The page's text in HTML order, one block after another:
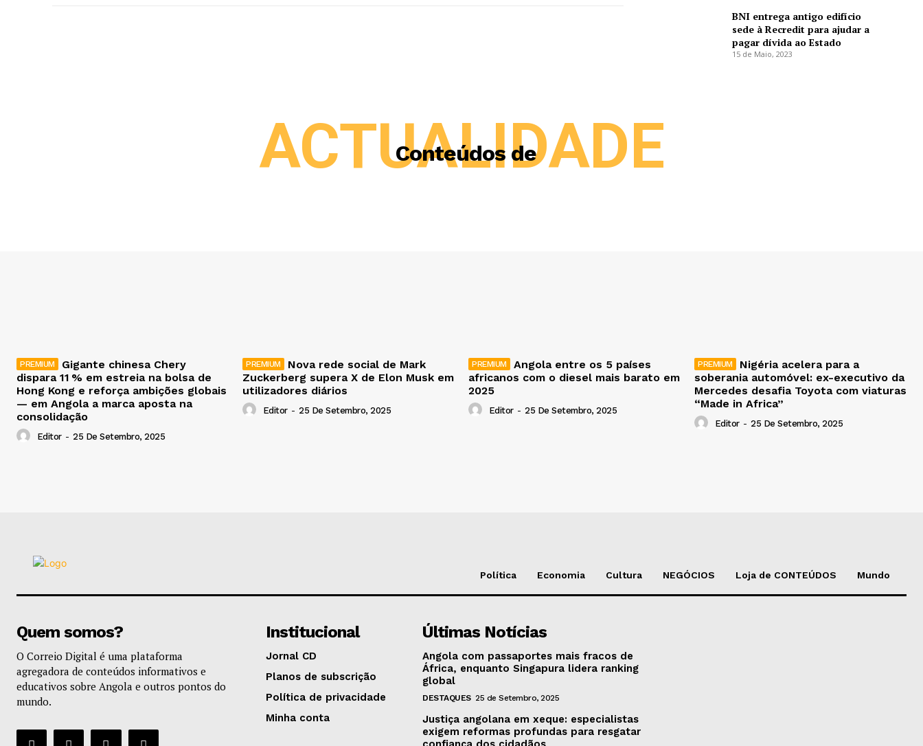
BNI entrega antigo edifício
sede à Recredit para ajudar a
pagar dívida ao Estado
15 de Maio, 2023
Conteúdos de
ACTUALIDADE
Gigante chinesa Chery
dispara 11 % em estreia na bolsa de
Hong Kong e reforça ambições globais
— em Angola a marca aposta na
consolidação
Editor - 25 De Setembro, 2025
Nova rede social de Mark
Zuckerberg supera X de Elon Musk em
utilizadores diários
Editor - 25 De Setembro, 2025
Angola entre os 5 países
africanos com o diesel mais barato em
2025
Editor - 25 De Setembro, 2025
Nigéria acelera para a
soberania automóvel: ex-executivo da
Mercedes desafia Toyota com viaturas
“Made in Africa”
Editor - 25 De Setembro, 2025
Política Economia Cultura NEGÓCIOS Loja de CONTEÚDOS Mundo
Quem somos?
O Correio Digital é uma plataforma
agregadora de conteúdos informativos e
educativos sobre Angola e outros pontos do
mundo.
Institucional
Jornal CD
Planos de subscrição
Política de privacidade
Minha conta
Últimas Notícias
Angola com passaportes mais fracos de
África, enquanto Singapura lidera ranking
global
DESTAQUES 25 de Setembro, 2025
Justiça angolana em xeque: especialistas
exigem reformas profundas para resgatar